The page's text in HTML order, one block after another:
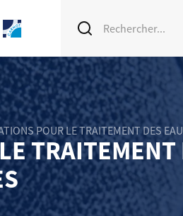
POUR LE TRAITEMENT DES
TRAITEMENT